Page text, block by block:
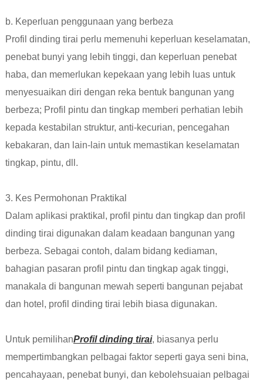
b. Keperluan penggunaan yang berbeza
Profil dinding tirai perlu memenuhi keperluan keselamatan,
penebat bunyi yang lebih tinggi, dan keperluan penebat
haba, dan memerlukan kepekaan yang lebih luas untuk
menyesuaikan diri dengan reka bentuk bangunan yang
berbeza; Profil pintu dan tingkap memberi perhatian lebih
kepada kestabilan struktur, anti-kecurian, pencegahan
kebakaran, dan lain-lain untuk memastikan keselamatan
tingkap, pintu, dll.
3. Kes Permohonan Praktikal
Dalam aplikasi praktikal, profil pintu dan tingkap dan profil
dinding tirai digunakan dalam keadaan bangunan yang
berbeza. Sebagai contoh, dalam bidang kediaman,
bahagian pasaran profil pintu dan tingkap agak tinggi,
manakala di bangunan mewah seperti bangunan pejabat
dan hotel, profil dinding tirai lebih biasa digunakan.
Untuk pemilihanProfil dinding tirai, biasanya perlu
mempertimbangkan pelbagai faktor seperti gaya seni bina,
pencahayaan, penebat bunyi, dan kebolehsuaian pelbagai